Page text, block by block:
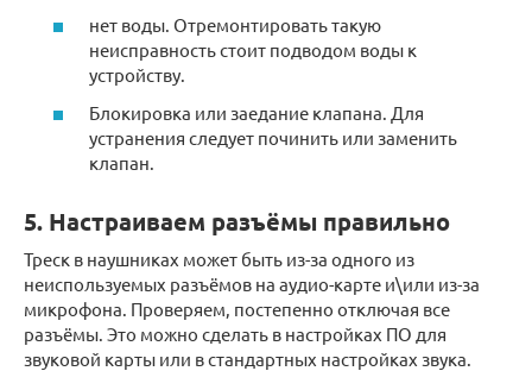
нет воды. Отремонтировать такую
неисправность стоит подводом воды к
устройству.
Блокировка или заедание клапана. Для
устранения следует починить или заменить
клапан.
5. Настраиваем разъёмы правильно
Треск в наушниках может быть из-за одного из
неиспользуемых разъёмов на аудио-карте и\или из-за
микрофона. Проверяем, постепенно отключая все
разъёмы. Это можно сделать в настройках ПО для
звуковой карты или в стандартных настройках звука.